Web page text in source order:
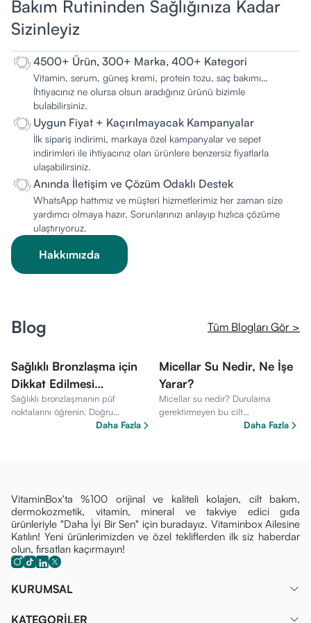
Bakım Rutininden Sağlığınıza Kadar
Sizinleyiz
4500+ Ürün, 300+ Marka, 400+ Kategori
Vitamin, serum, güneş kremi, protein tozu, saç bakımı…
İhtiyacınız ne olursa olsun aradığınız ürünü bizimle
bulabilirsiniz.
Uygun Fiyat + Kaçırılmayacak Kampanyalar
İlk sipariş indirimi, markaya özel kampanyalar ve sepet
indirimleri ile ihtiyacınız olan ürünlere benzersiz fiyatlarla
ulaşabilirsiniz.
Anında İletişim ve Çözüm Odaklı Destek
WhatsApp hattımız ve müşteri hizmetlerimiz her zaman size
yardımcı olmaya hazır. Sorunlarınızı anlayıp hızlıca çözüme
ulaştırıyoruz.
Hakkımızda
Blog Tüm Blogları Gör >
Sağlıklı Bronzlaşma için
Dikkat Edilmesi
Gerekenler
Sağlıklı bronzlaşmanın püf
noktalarını öğrenin. Doğru
güneşlenme saatleri, güneşDaha Fazla
Micellar Su Nedir, Ne İşe
Yarar?
Micellar su nedir? Durulama
gerektirmeyen bu cilt
temizleyicisinin faydaları, kullanım
Daha Fazla
VitaminBox'ta %100 orijinal ve kaliteli kolajen, cilt bakım,
dermokozmetik, vitamin, mineral ve takviye edici gıda
ürünleriyle "Daha İyi Bir Sen" için buradayız. Vitaminbox Ailesine
Katılın! Yeni ürünlerimizden ve özel tekliflerden ilk siz haberdar
olun, fırsatları kaçırmayın!
KURUMSAL
KATEGORİLER